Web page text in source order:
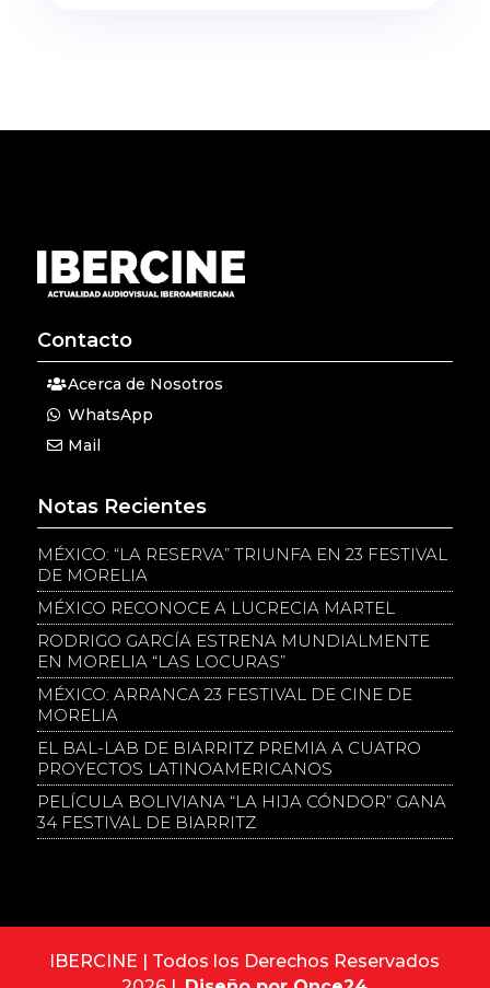
Contacto
Acerca de Nosotros
WhatsApp
Mail
Notas Recientes
MÉXICO: “LA RESERVA” TRIUNFA EN 23 FESTIVAL
DE MORELIA
MÉXICO RECONOCE A LUCRECIA MARTEL
RODRIGO GARCÍA ESTRENA MUNDIALMENTE
EN MORELIA “LAS LOCURAS”
MÉXICO: ARRANCA 23 FESTIVAL DE CINE DE
MORELIA
EL BAL-LAB DE BIARRITZ PREMIA A CUATRO
PROYECTOS LATINOAMERICANOS
PELÍCULA BOLIVIANA “LA HIJA CÓNDOR” GANA
34 FESTIVAL DE BIARRITZ
IBERCINE | Todos los Derechos Reservados